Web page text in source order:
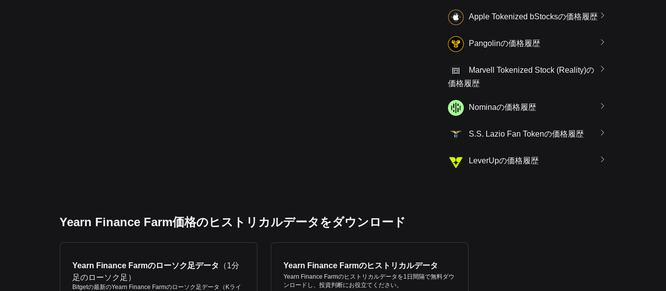
Apple Tokenized bStocksの価格履歴
Pangolinの価格履歴
Marvell Tokenized Stock (Reality)の
価格履歴
Nominaの価格履歴
S.S. Lazio Fan Tokenの価格履歴
LeverUpの価格履歴
Yearn Finance Farm価格のヒストリカルデータをダウンロード
Yearn Finance Farmのローソク足データ （1分
足のローソク足 ）
Bitgetの最新のYearn Finance Farmのローソク足データ（Kライ
Yearn Finance Farmのヒストリカルデータ
Yearn Finance Farmのヒストリカルデータを1日間隔で無料ダウ
ンロードし、投資判断にお役立てください。